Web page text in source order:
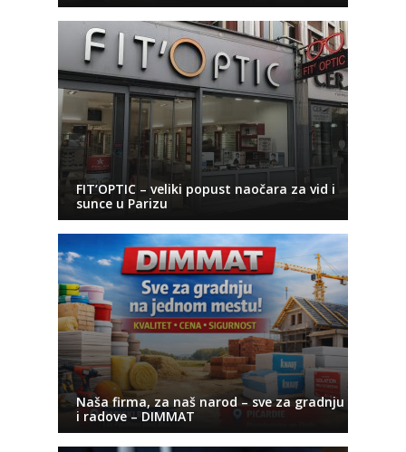
FIT’OPTIC – veliki popust naočara za vid i
sunce u Parizu
Naša firma, za naš narod – sve za gradnju
i radove – DIMMAT